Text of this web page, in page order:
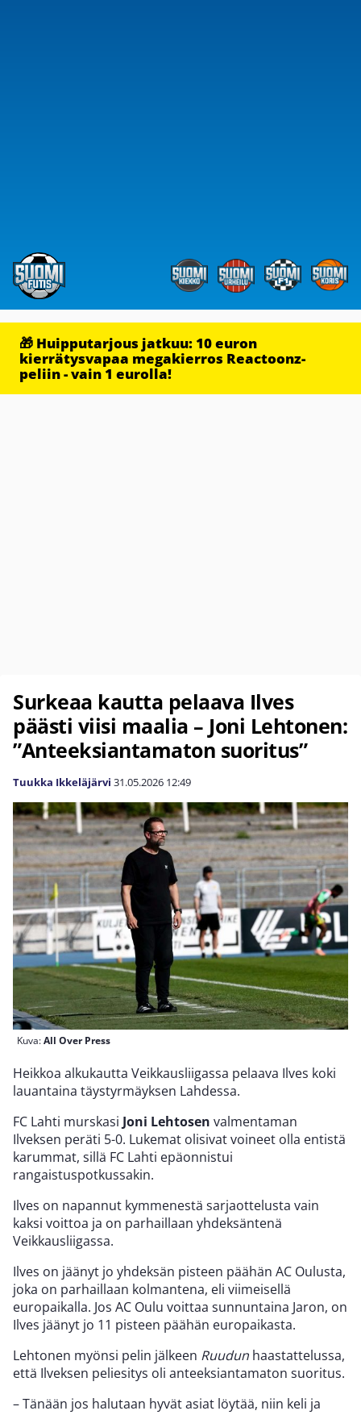
🎁 Huipputarjous jatkuu: 10 euron
kierrätysvapaa megakierros Reactoonz-
peliin - vain 1 eurolla!
Surkeaa kautta pelaava Ilves
päästi viisi maalia – Joni Lehtonen:
”Anteeksiantamaton suoritus”
Tuukka Ikkeläjärvi 31.05.2026 12:49
Kuva:All Over Press
Heikkoa alkukautta Veikkausliigassa pelaava Ilves koki
lauantaina täystyrmäyksen Lahdessa.
FC Lahti murskasi Joni Lehtosen valmentaman
Ilveksen peräti 5-0. Lukemat olisivat voineet olla entistä
karummat, sillä FC Lahti epäonnistui
rangaistuspotkussakin.
Ilves on napannut kymmenestä sarjaottelusta vain
kaksi voittoa ja on parhaillaan yhdeksäntenä
Veikkausliigassa.
Ilves on jäänyt jo yhdeksän pisteen päähän AC Oulusta,
joka on parhaillaan kolmantena, eli viimeisellä
europaikalla. Jos AC Oulu voittaa sunnuntaina Jaron, on
Ilves jäänyt jo 11 pisteen päähän europaikasta.
Lehtonen myönsi pelin jälkeen Ruudun haastattelussa,
että Ilveksen peliesitys oli anteeksiantamaton suoritus.
– Tänään jos halutaan hyvät asiat löytää, niin keli ja